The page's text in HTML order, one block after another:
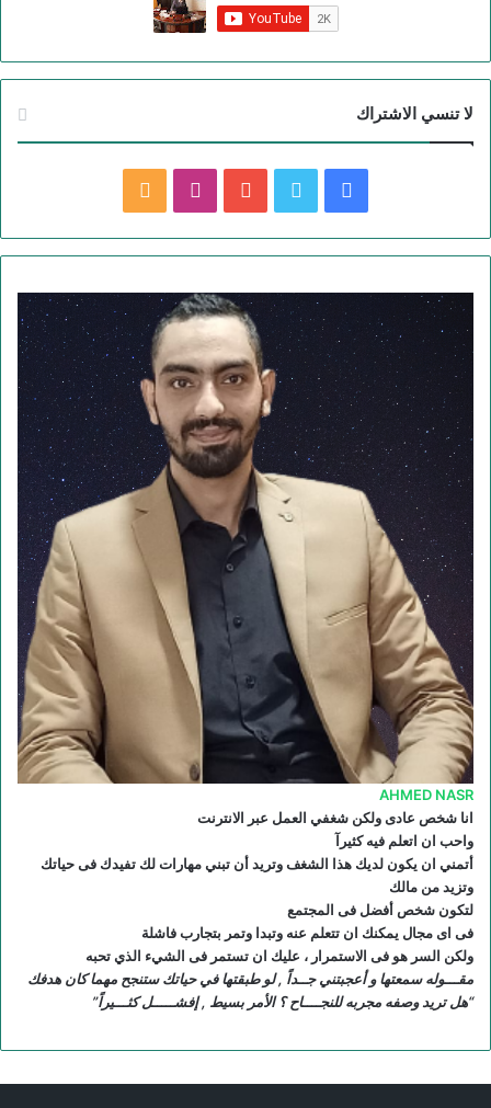
لا تنسي الاشتراك
ي
و
ك
و
ت
ر
و
ي
و
ب
ن
ت
ق
ر
ا
م
ل
ص
ا
ل
م
و
ق
AHMED NASR
انا شخص عادى ولكن شغفي العمل عبر الانترنت
واحب ان اتعلم فيه كثيرآ
أتمني ان يكون لديك هذا الشغف وتريد أن تبني مهارات لك تفيدك فى حياتك
وتزيد من مالك
لتكون شخص أفضل فى المجتمع
فى اى مجال يمكنك ان تتعلم عنه وتبدا وتمر بتجارب فاشلة
ولكن السر هو فى الاستمرار ، عليك ان تستمر فى الشيء الذي تحبه
مقـــوله سمعتها و أعجبتني جــداً , لو طبقتها في حياتك ستنجح مهما كان هدفك
“هل تريد وصفه مجربه للنجــــاح ؟ الأمر بسيط , إفشـــــل كثـــيراً”